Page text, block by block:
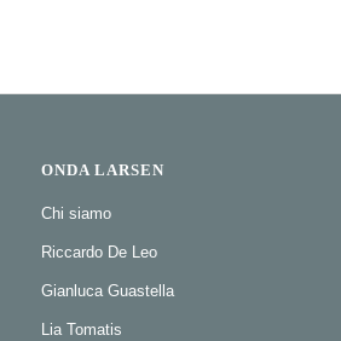
ONDA LARSEN
Chi siamo
Riccardo De Leo
Gianluca Guastella
Lia Tomatis